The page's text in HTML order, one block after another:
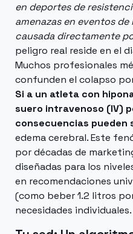
en deportes de
amenazas en eventos
causada directamente
peligro real reside en el
Muchos profesionales
confunden el colapso
Si a un atleta con
suero intravenoso (IV)
consecuencias pueden
edema cerebral. Este
por décadas de
diseñadas para los
en recomendaciones
(como beber 1.2 litros
necesidades individuales.